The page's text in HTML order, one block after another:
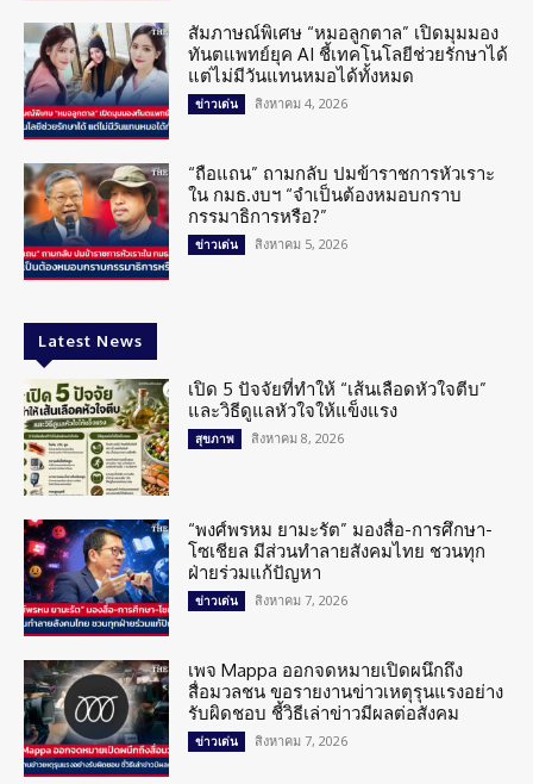
สัมภาษณ์พิเศษ “หมอลูกตาล” เปิดมุมมอง
ทันตแพทย์ยุค AI ชี้เทคโนโลยีช่วยรักษาได้
แต่ไม่มีวันแทนหมอได้ทั้งหมด
ข่าวเด่น สิงหาคม 4, 2026
“ถือแถน” ถามกลับ ปมข้าราชการหัวเราะ
ใน กมธ.งบฯ “จำเป็นต้องหมอบกราบ
กรรมาธิการหรือ?”
ข่าวเด่น สิงหาคม 5, 2026
Latest News
เปิด 5 ปัจจัยที่ทำให้ “เส้นเลือดหัวใจตีบ”
และวิธีดูแลหัวใจให้แข็งแรง
สุขภาพ สิงหาคม 8, 2026
“พงศ์พรหม ยามะรัต” มองสื่อ-การศึกษา-
โซเชียล มีส่วนทำลายสังคมไทย ชวนทุก
ฝ่ายร่วมแก้ปัญหา
ข่าวเด่น สิงหาคม 7, 2026
เพจ Mappa ออกจดหมายเปิดผนึกถึง
สื่อมวลชน ขอรายงานข่าวเหตุรุนแรงอย่าง
รับผิดชอบ ชี้วิธีเล่าข่าวมีผลต่อสังคม
ข่าวเด่น สิงหาคม 7, 2026